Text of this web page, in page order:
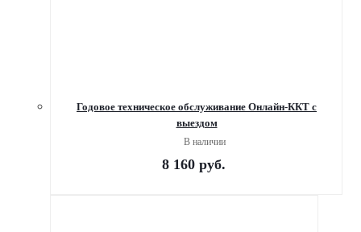
Годовое техническое обслуживание Онлайн-ККТ с
выездом
В наличии
8 160 руб.